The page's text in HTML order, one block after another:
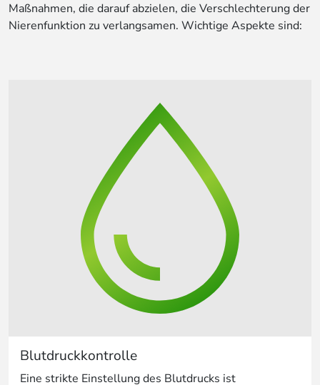
Maßnahmen, die darauf abzielen, die Verschlechterung der
Nierenfunktion zu verlangsamen. Wichtige Aspekte sind:
Blutdruckkontrolle
Eine strikte Einstellung des Blutdrucks ist